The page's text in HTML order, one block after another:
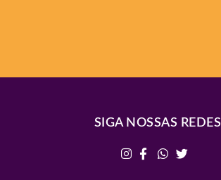
SIGA NOSSAS REDES